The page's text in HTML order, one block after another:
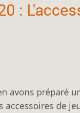
:
avons préparé
accessoires de